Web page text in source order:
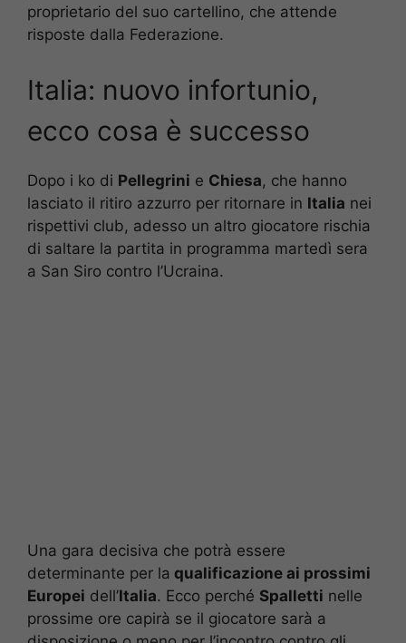
proprietario del suo cartellino, che attende
risposte dalla Federazione.
Italia: nuovo infortunio,
ecco cosa è successo
Dopo i ko di Pellegrini e Chiesa, che hanno
lasciato il ritiro azzurro per ritornare in Italia nei
rispettivi club, adesso un altro giocatore rischia
di saltare la partita in programma martedì sera
a San Siro contro l’Ucraina.
Una gara decisiva che potrà essere
determinante per la qualificazione ai prossimi
Europei dell’Italia. Ecco perché Spalletti nelle
prossime ore capirà se il giocatore sarà a